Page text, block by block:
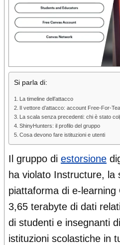
Si parla di:
La timeline dell’attacco
Il vettore d’attacco: account Free-For-
La scala senza precedenti: chi è stato
ShinyHunters: il profilo del gruppo
Cosa devono fare istituzioni e utenti
Il gruppo di estorsione
ha violato Instructure, la
piattaforma di e-
3,65 terabyte di dati
di studenti e insegnanti
istituzioni scolastiche in